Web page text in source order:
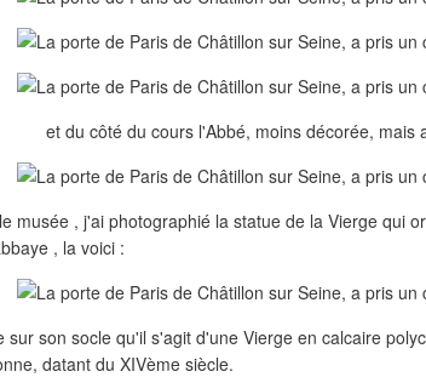
et du côté du cours l'Abbé, moins décorée, mais
musée , j'ai photographié la statue de la Vierge qui
, la voici :
sur son socle qu'il s'agit d'une Vierge en calcaire
datant du XIVème siècle.